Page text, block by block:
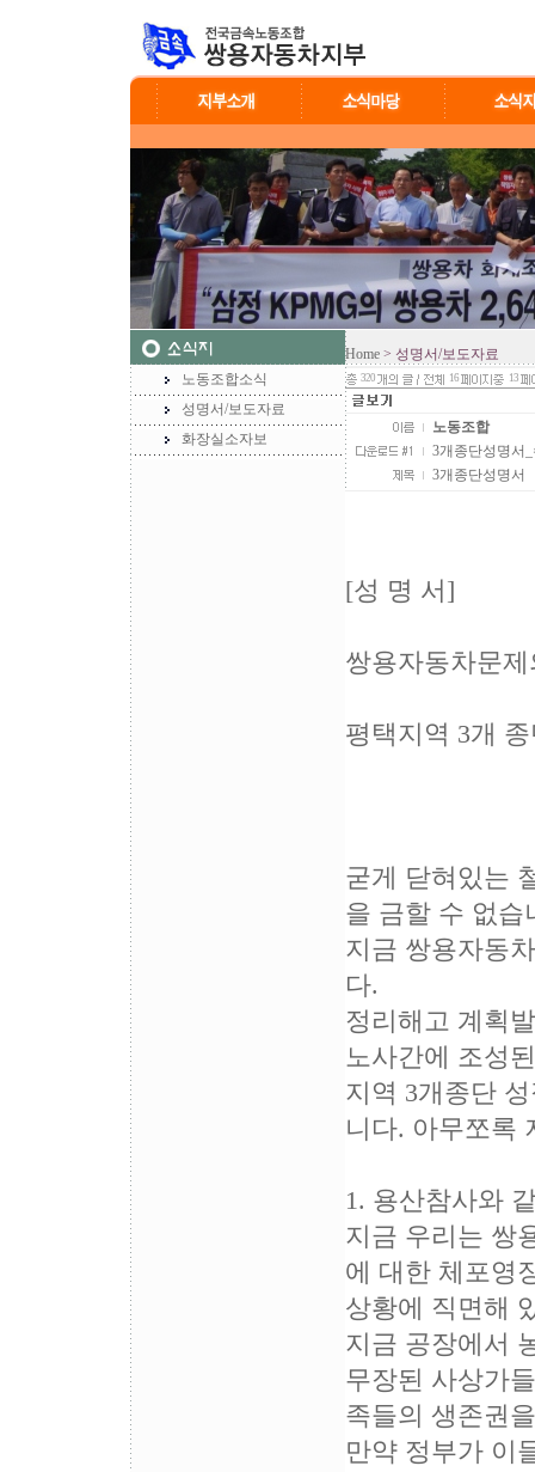
노동조합소식
성명서/보도자료
화장실소자보
Home > 성명서/보도자료
320 16 13
노동조합
3개종단성명서
3개종단성명서
[성 명 서]
쌍용자동차문
평택지역 3개
굳게 닫혀있는
을 금할 수 없습
지금 쌍용자동
다.
정리해고 계획
노사간에 조성
지역 3개종단
니다. 아무쪼록
1. 용산참사와
지금 우리는 쌍
에 대한 체포영
상황에 직면해
지금 공장에서
무장된 사상가
족들의 생존권
만약 정부가 이